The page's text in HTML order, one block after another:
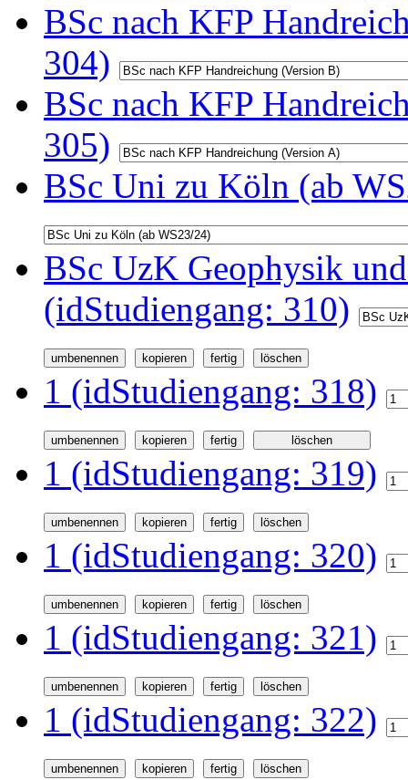
BSc nach KFP
304)
BSc nach KFP
305)
BSc Uni zu Köln (ab
BSc UzK Geophysik
(idStudiengang: 310)
1 (idStudiengang: 318)
1 (idStudiengang: 319)
1 (idStudiengang: 320)
1 (idStudiengang: 321)
1 (idStudiengang: 322)